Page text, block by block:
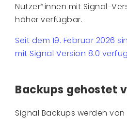
Nutzer*innen mit Signal-
höher verfügbar.
Seit dem 19. Februar 2026
mit Signal Version 8.0
Backups gehostet
Signal Backups werden